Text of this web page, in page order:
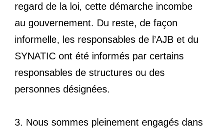
regard de la loi, cette démarche incombe
au gouvernement. Du reste, de façon
informelle, les responsables de l’AJB et du
SYNATIC ont été informés par certains
responsables de structures ou des
personnes désignées.
3. Nous sommes pleinement engagés dans